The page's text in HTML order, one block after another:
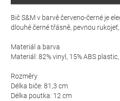
Bič S&M v barvě červeno-černé je
dlouhé černé třásně, pevnou
Materiál a barva
Materiál: 82% vinyl, 15% ABS
Rozměry
Délka biče: 81,3 cm
Délka poutka: 12 cm